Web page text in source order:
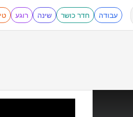
עבודה חדר כושר שינה רוגע